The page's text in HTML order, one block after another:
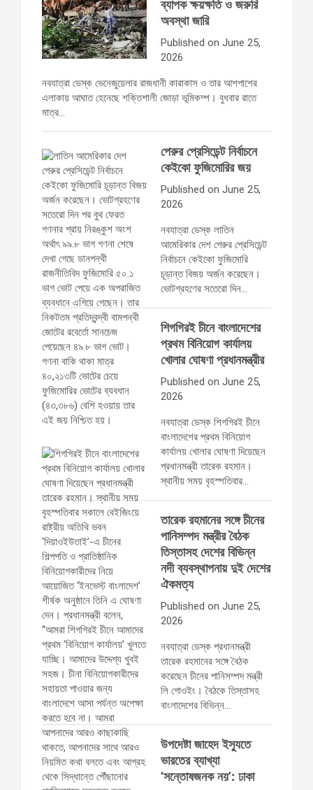
ব্যাপক ক্ষয়ক্ষতি ও জরুরি
অবস্থা জারি
Published on June 25,
2026
নবযাত্রা ডেস্ক ভেনেজুয়েলার রাজধানী কারাকাস ও তার আশপাশের
এলাকায় আঘাত হেনেছে শক্তিশালী জোড়া ভূমিকম্প। বুধবার রাতে
মাত্র…
পেরুর প্রেসিডেন্ট নির্বাচনে
কেইকো ফুজিমোরির জয়
Published on June 25,
2026
নবযাত্রা ডেস্ক লাতিন
আমেরিকার দেশ পেরুর প্রেসিডেন্ট
নির্বাচনে কেইকো ফুজিমোরি
চূড়ান্ত বিজয় অর্জন করেছেন।
ভোটগ্রহণের সতেরো দিন…
শিগগিরই চীনে বাংলাদেশের
প্রথম বিনিয়োগ কার্যালয়
খোলার ঘোষণা প্রধানমন্ত্রীর
Published on June 25,
2026
নবযাত্রা ডেস্ক শিগগিরই চীনে
বাংলাদেশের প্রথম বিনিয়োগ
কার্যালয় খোলার ঘোষণা দিয়েছেন
প্রধানমন্ত্রী তারেক রহমান।
স্থানীয় সময় বৃহস্পতিবার…
তারেক রহমানের সঙ্গে চীনের
পানিসম্পদ মন্ত্রীর বৈঠক
তিস্তাসহ দেশের বিভিন্ন
নদী ব্যবস্থাপনায় দুই দেশের
ঐকমত্য
Published on June 25,
2026
নবযাত্রা ডেস্ক প্রধানমন্ত্রী
তারেক রহমানের সঙ্গে বৈঠক
করেছেন চীনের পানিসম্পদ মন্ত্রী
লি গোওইং। বৈঠকে তিস্তাসহ
বাংলাদেশের বিভিন্ন…
উপদেষ্টা জাহেদ ইস্যুতে
ভারতের ব্যাখ্যা
‘সন্তোষজনক নয়’: ঢাকা